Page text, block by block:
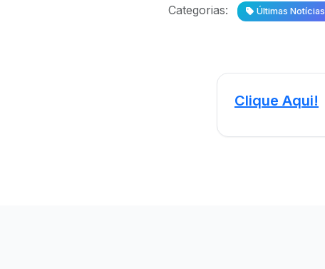
Categorias: Últimas Notícias
Clique Aqui!